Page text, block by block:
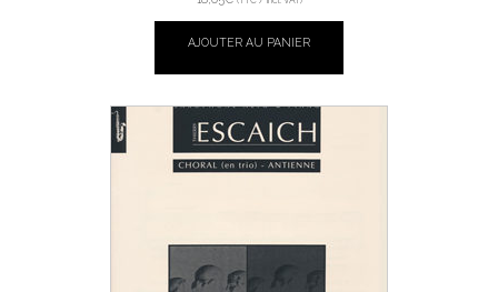
AJOUTER AU PANIER